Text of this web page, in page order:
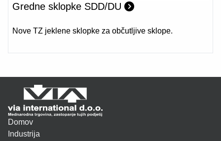
Gredne sklopke SDD/DU
Nove TZ jeklene sklopke za občutljive sklope.
Domov
Industrija